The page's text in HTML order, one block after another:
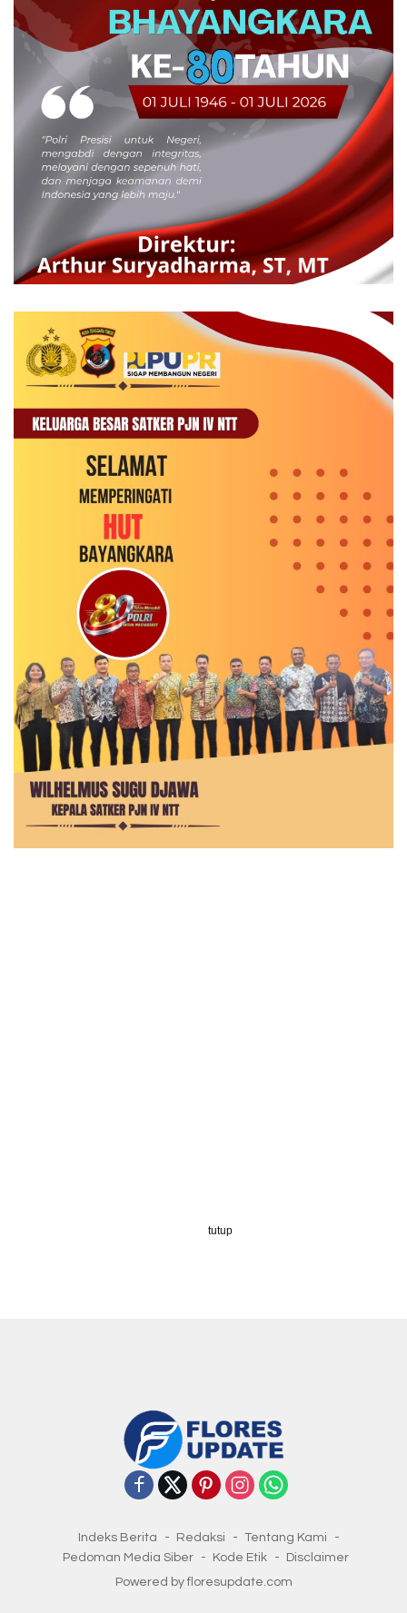
Indeks Berita Redaksi
Tentang Kami
Pedoman Media Siber
Kode Etik
Disclaimer
Powered by floresupdate.com
tutup